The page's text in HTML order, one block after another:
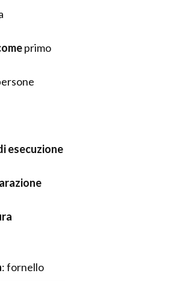
primo
esecuzione
:fornello